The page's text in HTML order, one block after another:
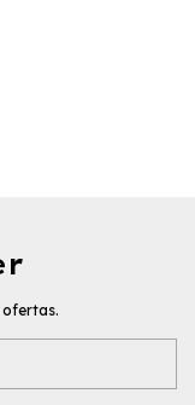
ofertas.